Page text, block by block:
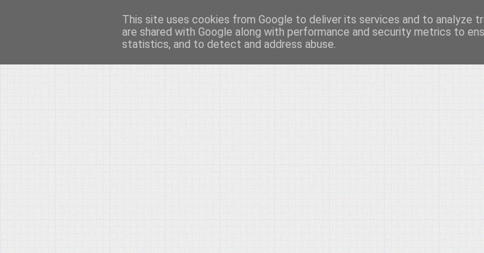
Το μεγαλείο των Τεχνών...
Είμαστε πάντα εδώ για να μιλάμε για τον πολιτισμό, σε κάθε του
This site uses cookies from Google to deliver its services and to analyze
are shared with Google along with performance and security metrics to
statistics, and to detect and address abuse.